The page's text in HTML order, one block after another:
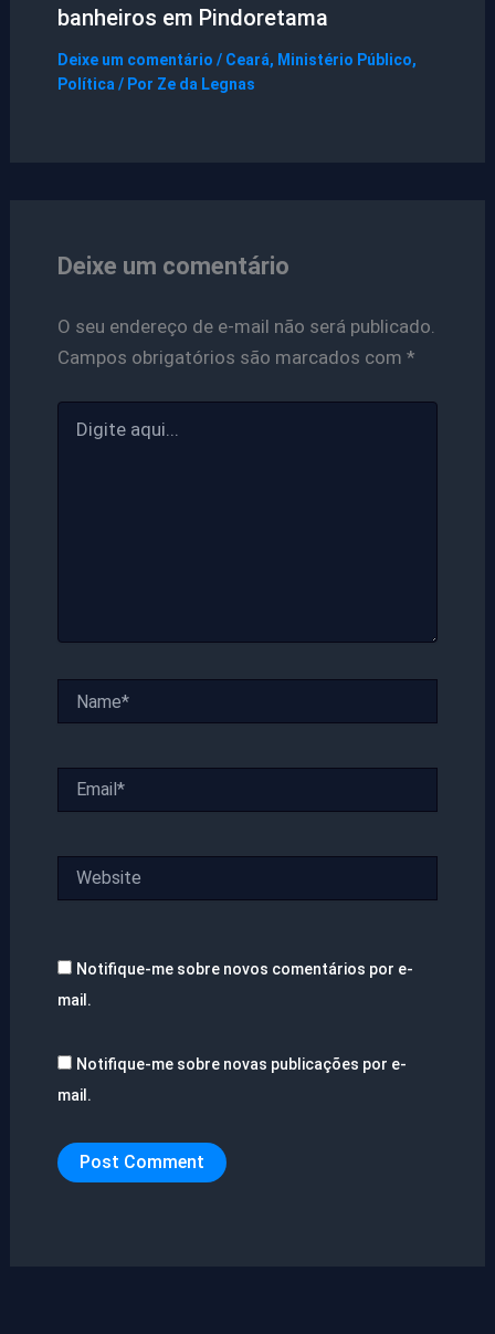
banheiros em Pindoretama
Deixe um comentário / Ceará, Ministério Público,
Política/ Por Ze da Legnas
Deixe um comentário
O seu endereço de e-mail não será publicado.
Campos obrigatórios são marcados com *
aqui...
Notifique-me sobre novos comentários por e-
mail.
Notifique-me sobre novas publicações por e-
mail.